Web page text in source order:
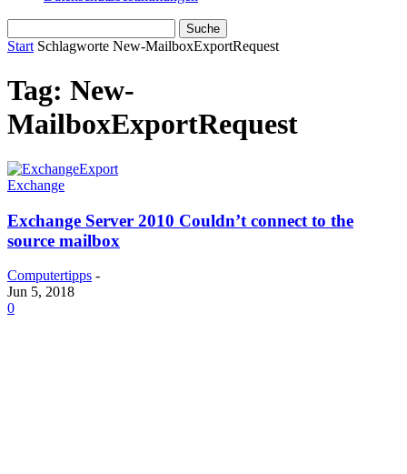
Start Schlagworte New-MailboxExportRequest
Tag: New-
MailboxExportRequest
Exchange
Exchange Server 2010 Couldn’t connect to the
source mailbox
Computertipps -
Jun 5, 2018
0